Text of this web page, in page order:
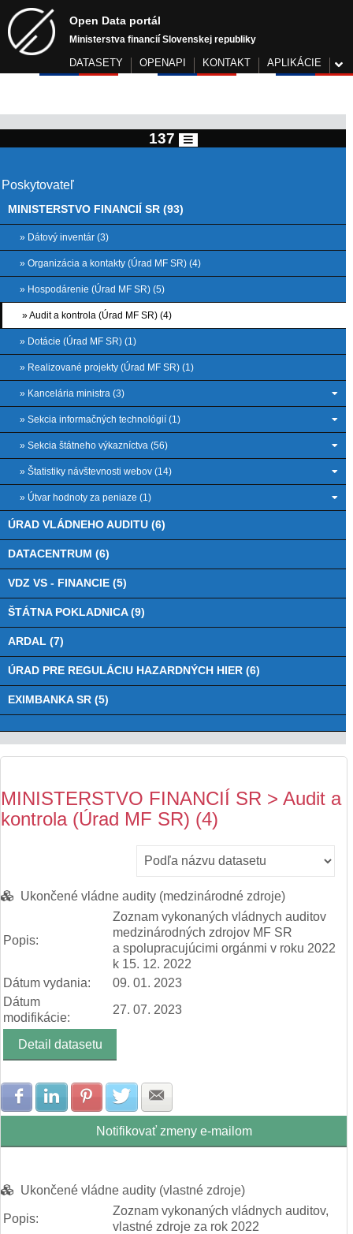
Open Data portál
Ministerstva financií Slovenskej republiky
DATASETY OPENAPI KONTAKT APLIKÁCIE
137
Poskytovateľ
MINISTERSTVO FINANCIÍ SR (93)
» Dátový inventár (3)
» Organizácia a kontakty (Úrad MF SR) (4)
» Hospodárenie (Úrad MF SR) (5)
» Audit a kontrola (Úrad MF SR) (4)
» Dotácie (Úrad MF SR) (1)
» Realizované projekty (Úrad MF SR) (1)
» Kancelária ministra (3)
» Sekcia informačných technológií (1)
» Sekcia štátneho výkazníctva (56)
» Štatistiky návštevnosti webov (14)
» Útvar hodnoty za peniaze (1)
ÚRAD VLÁDNEHO AUDITU (6)
DATACENTRUM (6)
VDZ VS - FINANCIE (5)
ŠTÁTNA POKLADNICA (9)
ARDAL (7)
ÚRAD PRE REGULÁCIU HAZARDNÝCH HIER (6)
EXIMBANKA SR (5)
MINISTERSTVO FINANCIÍ SR > Audit a
kontrola (Úrad MF SR) (4)
Ukončené vládne audity (medzinárodné zdroje)
Popis:
Zoznam vykonaných vládnych auditov
medzinárodných zdrojov MF SR
a spolupracujúcimi orgánmi v roku 2022
k 15. 12. 2022
Dátum vydania:
09. 01. 2023
Dátum
modifikácie:
27. 07. 2023
Detail datasetu
Zdielať na Facebook
Zdielať na LinkedIn
Zdielať na Pinterest
Zdielať na Twitter
Notifikovať zmeny e-mailom
Ukončené vládne audity (vlastné zdroje)
Popis:
Zoznam vykonaných vládnych auditov,
vlastné zdroje za rok 2022